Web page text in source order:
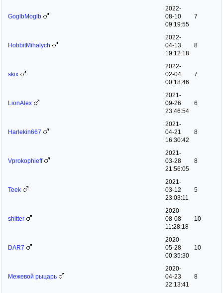
GoglbMoglb
2022-
08-10
09:19:55
7
HobbitMihalych
2022-
04-13
19:12:18
8
skix
2022-
02-04
00:18:46
7
LionAlex
2021-
09-26
23:46:54
6
Harlekin667
2021-
04-21
16:30:42
8
Vprokophieff
2021-
03-28
21:56:05
8
Teek
2021-
03-12
23:03:11
5
shitter
2020-
08-08
11:28:18
10
DAR7
2020-
05-28
00:35:30
10
Межевой рыцарь
2020-
04-23
22:13:41
8